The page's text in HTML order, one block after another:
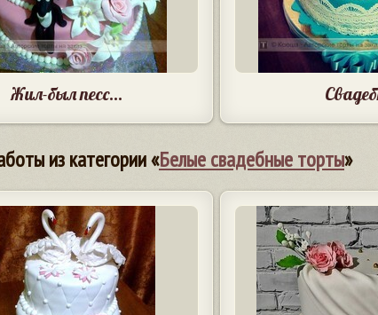
Жил-был песс...
из категории «Белые свадебные торты»